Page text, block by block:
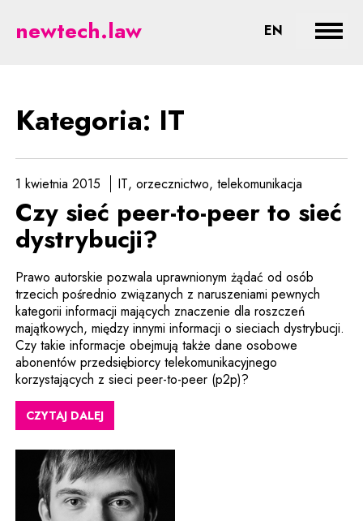
IT - prawne aspekty nowych
newtech.law EN CHANGE
Kategoria: IT
1 kwietnia 2015 IT orzecznictwo telekomunikacja
Czy sieć peer-to-peer to sieć
dystrybucji?
Prawo autorskie pozwala uprawnionym żądać od osób
trzecich pośrednio związanych z naruszeniami pewnych
kategorii informacji mających znaczenie dla roszczeń
majątkowych, między innymi informacji o sieciach dystrybucji.
Czy takie informacje obejmują także dane osobowe
abonentów przedsiębiorcy telekomunikacyjnego
korzystających z sieci peer-to-peer (p2p)?
CZYTAJ DALEJ